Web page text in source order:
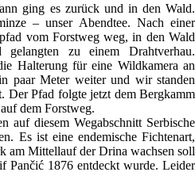
ging es zurück und in den Wald.
– unser Abendtee. Nach einer
vom Forstweg weg, in den Wald
zu einem Drahtverhau.
Halterung für eine Wildkamera an
paar Meter weiter und wir standen
Der Pfad folgte jetzt dem Bergkamm
dem Forstweg.
auf diesem Wegabschnitt Serbische
Es ist eine endemische Fichtenart,
am Mittellauf der Drina wachsen soll
Pančić 1876 entdeckt wurde. Leider